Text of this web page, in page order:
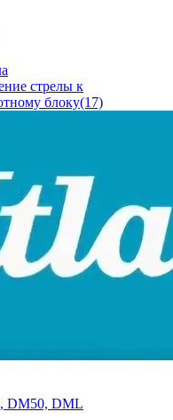
стрелы к
блоку(17)
DM50, DML